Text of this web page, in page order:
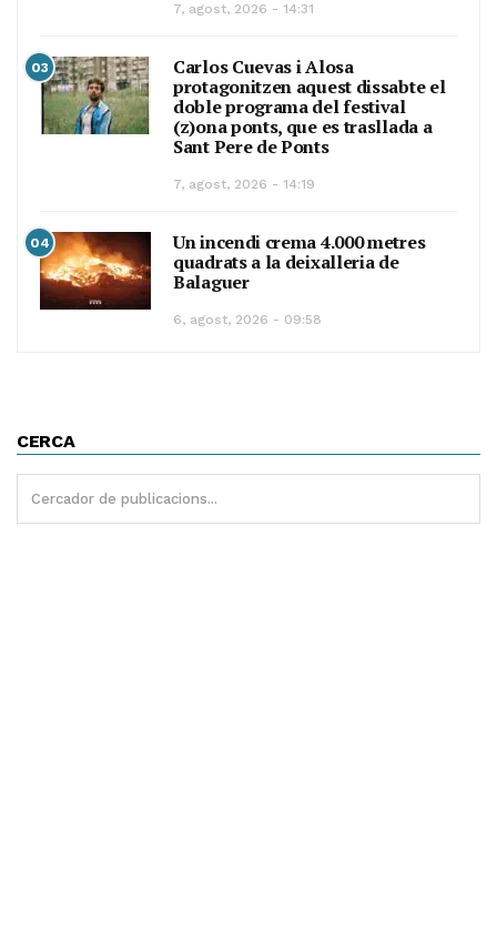
7, agost, 2026 - 14:31
03
Carlos Cuevas i Alosa
protagonitzen aquest dissabte el
doble programa del festival
(z)ona ponts, que es trasllada a
Sant Pere de Ponts
7, agost, 2026 - 14:19
04
Un incendi crema 4.000 metres
quadrats a la deixalleria de
Balaguer
6, agost, 2026 - 09:58
CERCA